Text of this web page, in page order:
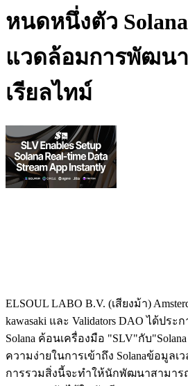
หนดหนึ่งตัว
แวดล้อมการพัฒน
เรียลไทม์
ELSOUL LABO B.V. (เสียงม้า)
kawasaki และ Validators DAO ได้ปร
Solana ค้อนเครื่องมือ "SLV"กับ
ความง่ายในการเข้าถึง Solanaข้อมูล
การรวมสิ่งนี้จะทําให้นักพัฒนาสามา